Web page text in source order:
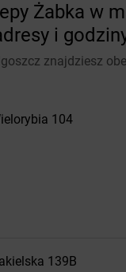
Żabka w
i
znajdziesz
104
139B